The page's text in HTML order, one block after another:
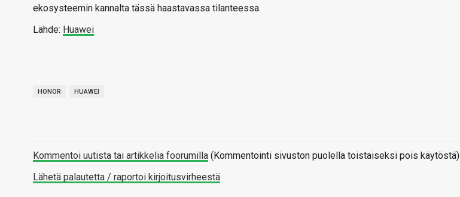
ekosysteemin kannalta tässä haastavassa tilanteessa.
Lähde: Huawei
HONOR HUAWEI
Kommentoi uutista tai artikkelia foorumilla (Kommentointi sivuston puolella toistaiseksi pois käytöstä)
Lähetä palautetta / raportoi kirjoitusvirheestä